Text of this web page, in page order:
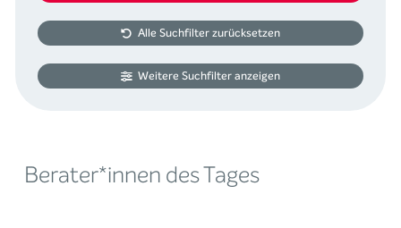
Weitere Suchfilter anzeigen
Alle Suchfilter zurücksetzen
Berater*innen des Tages